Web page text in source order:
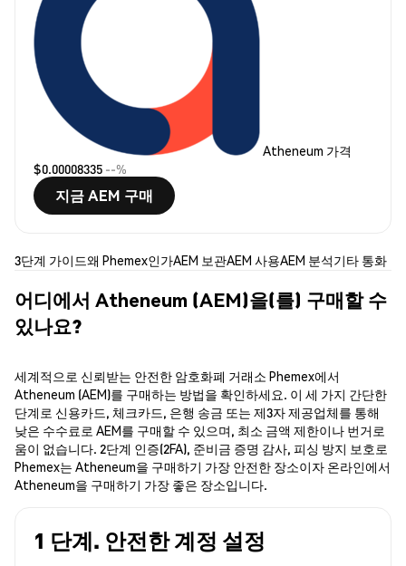
Atheneum 가격
$0.00008335 --%
지금 AEM 구매
3단계 가이드왜 Phemex인가AEM 보관AEM 사용AEM 분석기타 통화
어디에서 Atheneum (AEM)을(를) 구매할 수
있나요?
세계적으로 신뢰받는 안전한 암호화폐 거래소 Phemex에서
Atheneum (AEM)를 구매하는 방법을 확인하세요. 이 세 가지 간단한
단계로 신용카드, 체크카드, 은행 송금 또는 제3자 제공업체를 통해
낮은 수수료로 AEM를 구매할 수 있으며, 최소 금액 제한이나 번거로
움이 없습니다. 2단계 인증(2FA), 준비금 증명 감사, 피싱 방지 보호로
Phemex는 Atheneum을 구매하기 가장 안전한 장소이자 온라인에서
Atheneum을 구매하기 가장 좋은 장소입니다.
1 단계. 안전한 계정 설정